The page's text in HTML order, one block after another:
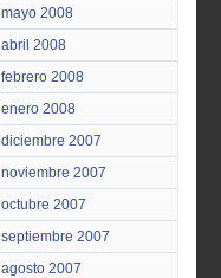
mayo 2008
abril 2008
febrero 2008
enero 2008
diciembre 2007
noviembre 2007
octubre 2007
septiembre 2007
agosto 2007